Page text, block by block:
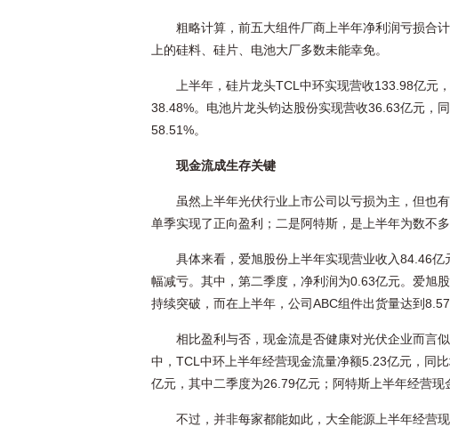
粗略计算，前五大组件厂商上半年净利润亏损合
上的硅料、硅片、电池大厂多数未能幸免。
上半年，硅片龙头TCL中环实现营收133.98亿元
38.48%。电池片龙头钧达股份实现营收36.63亿元，
58.51%。
现金流成生存关键
虽然上半年光伏行业上市公司以亏损为主，但也
单季实现了正向盈利；二是阿特斯，是上半年为数不
具体来看，爱旭股份上半年实现营业收入84.46
幅减亏。其中，第二季度，净利润为0.63亿元。爱旭
持续突破，而在上半年，公司ABC组件出货量达到
相比盈利与否，现金流是否健康对光伏企业而言
中，TCL中环上半年经营现金流量净额5.23亿元，同
亿元，其中二季度为26.79亿元；阿特斯上半年经营现
不过，并非每家都能如此，大全能源上半年经营